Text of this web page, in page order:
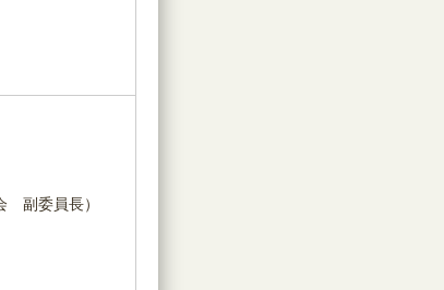
副委員長）